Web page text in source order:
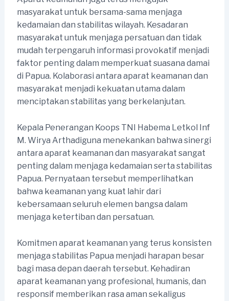
masyarakat untuk bersama-sama menjaga
kedamaian dan stabilitas wilayah. Kesadaran
masyarakat untuk menjaga persatuan dan tidak
mudah terpengaruh informasi provokatif menjadi
faktor penting dalam memperkuat suasana damai
di Papua. Kolaborasi antara aparat keamanan dan
masyarakat menjadi kekuatan utama dalam
menciptakan stabilitas yang berkelanjutan.
Kepala Penerangan Koops TNI Habema Letkol Inf
M. Wirya Arthadiguna menekankan bahwa sinergi
antara aparat keamanan dan masyarakat sangat
penting dalam menjaga kedamaian serta stabilitas
Papua. Pernyataan tersebut memperlihatkan
bahwa keamanan yang kuat lahir dari
kebersamaan seluruh elemen bangsa dalam
menjaga ketertiban dan persatuan.
Komitmen aparat keamanan yang terus konsisten
menjaga stabilitas Papua menjadi harapan besar
bagi masa depan daerah tersebut. Kehadiran
aparat keamanan yang profesional, humanis, dan
responsif memberikan rasa aman sekaligus